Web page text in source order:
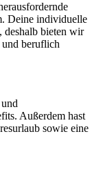
Deine individuelle
deshalb bieten wir
beruflich
Außerdem hast
sowie eine